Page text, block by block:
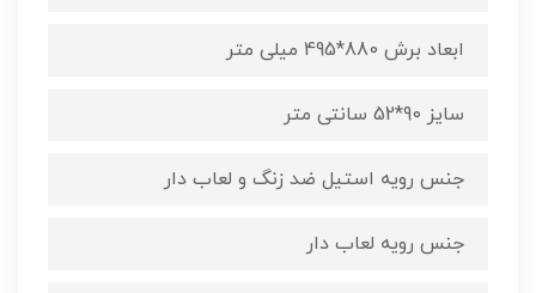
ابعاد برش 880*495 میلی متر
سایز 90*52 سانتی متر
جنس رویه استیل ضد زنگ و لعاب دار
جنس رویه لعاب دار